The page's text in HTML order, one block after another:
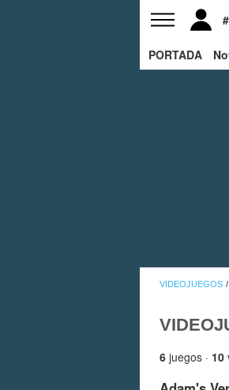
PORTADA
VIDEOJUEGOS
6 juegos · 10